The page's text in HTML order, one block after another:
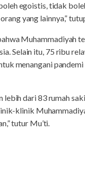
egoistis, tidak
yang lainnya,”
Muhammadiyah
Selain itu, 75 ribu
menangani
dari 83 rumah
klinik
tutur Mu’ti.